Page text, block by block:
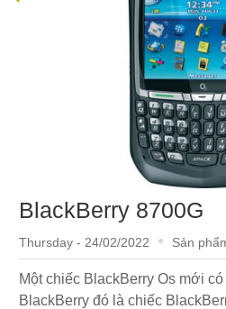
BlackBerry 8700G
Thursday - 24/02/2022 Sản
Một chiếc BlackBerry Os mới
BlackBerry đó là chiếc